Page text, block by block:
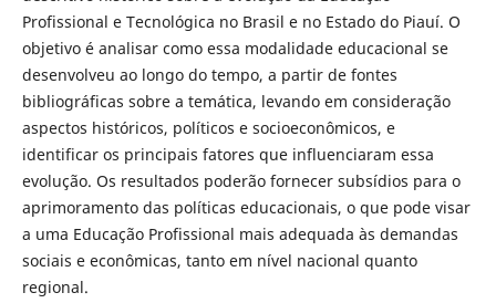
Profissional e Tecnológica no Brasil e no Estado do Piauí. O
objetivo é analisar como essa modalidade educacional se
desenvolveu ao longo do tempo, a partir de fontes
bibliográficas sobre a temática, levando em consideração
aspectos históricos, políticos e socioeconômicos, e
identificar os principais fatores que influenciaram essa
evolução. Os resultados poderão fornecer subsídios para o
aprimoramento das políticas educacionais, o que pode visar
a uma Educação Profissional mais adequada às demandas
sociais e econômicas, tanto em nível nacional quanto
regional.